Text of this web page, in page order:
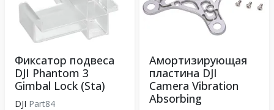
Фиксатор подвеса
DJI Phantom 3
Gimbal Lock (Sta)
DJI Part84
Амортизирующая
пластина DJI
Camera Vibration
Absorbing